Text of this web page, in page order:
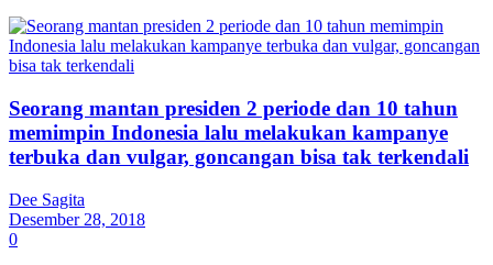
Seorang mantan presiden 2 periode dan 10 tahun
memimpin Indonesia lalu melakukan kampanye
terbuka dan vulgar, goncangan bisa tak terkendali
Dee Sagita
Desember 28, 2018
0